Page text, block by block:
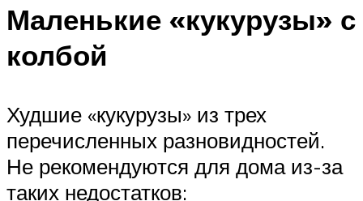
Маленькие «кукурузы» с
колбой
Худшие «кукурузы» из трех
перечисленных разновидностей.
Не рекомендуются для дома из-за
таких недостатков: